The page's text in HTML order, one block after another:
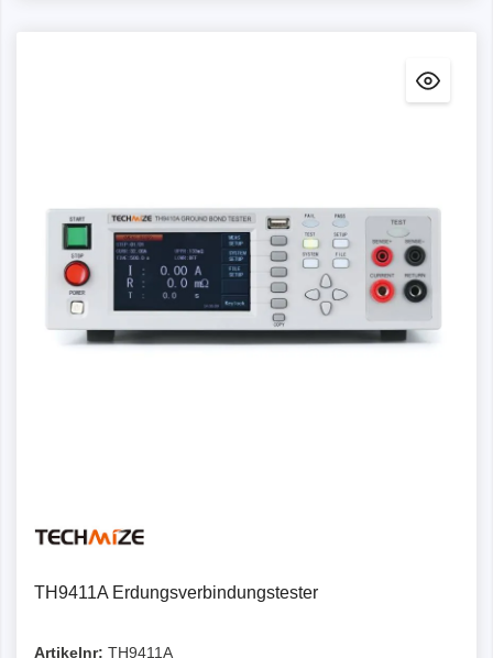
TH9411A Erdungsverbindungstester
Artikelnr: TH9411A